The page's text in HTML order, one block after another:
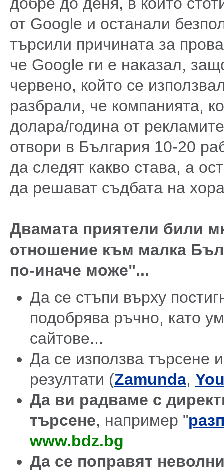
от Google и останали
търсили причината за
че Google ги е наказал,
червено, който се
разбрали, че компанията,
долара/година от
отвори в България 10-20
да следят какво става, а
да решават съдбата на
Двамата приятели били
отношение към малка
по-иначе може"...
Да се стъпи върху
подобрява ръчно, като
сайтове...
Да се използва търсене
резултати (Zamunda,
Да ви радваме с
търсене, например "
www.bdz.bg
Да се поправят